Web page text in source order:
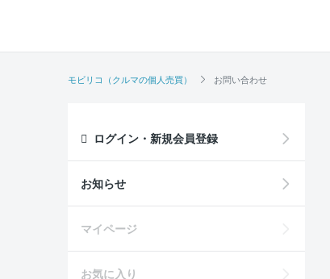
モビリコ（クルマの個人売買） お問い合わせ
ログイン・新規会員登録
お知らせ
マイページ
お気に入り